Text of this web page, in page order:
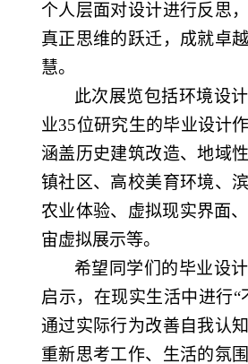
个人层面对设计进行反思
真正思维的跃迁，成就卓
慧。
此次展览包括环境设
业35位研究生的毕业设计
涵盖历史建筑改造、地域
镇社区、高校美育环境、
农业体验、虚拟现实界面、
宙虚拟展示等。
希望同学们的毕业设
启示，在现实生活中进行“
通过实际行为改善自我认
重新思考工作、生活的氛